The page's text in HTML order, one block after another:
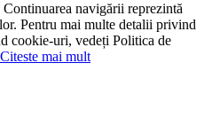
navigării reprezintă
Pentru mai multe detalii privind
cookie-uri, vedeți Politica de
Citeste mai mult